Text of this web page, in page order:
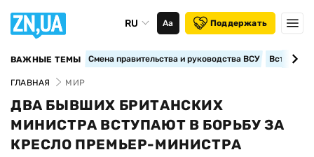
RU Аа Поддержать
ВАЖНЫЕ ТЕМЫ Смена правительства и руководства ВСУ
ГЛАВНАЯ МИР
ДВА БЫВШИХ БРИТАНСКИХ
МИНИСТРА ВСТУПАЮТ В БОРЬБУ ЗА
КРЕСЛО ПРЕМЬЕР-МИНИСТРА